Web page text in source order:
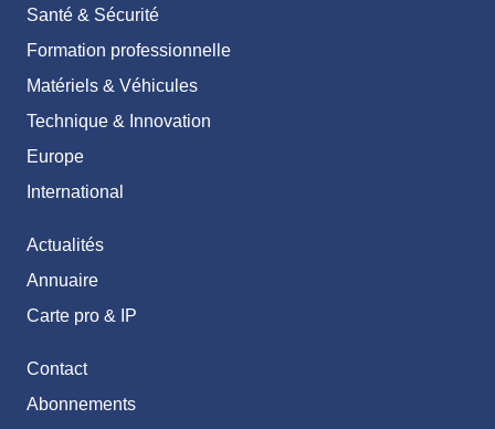
Santé & Sécurité
Formation professionnelle
Matériels & Véhicules
Technique & Innovation
Europe
International
Actualités
Annuaire
Carte pro & IP
Contact
Abonnements